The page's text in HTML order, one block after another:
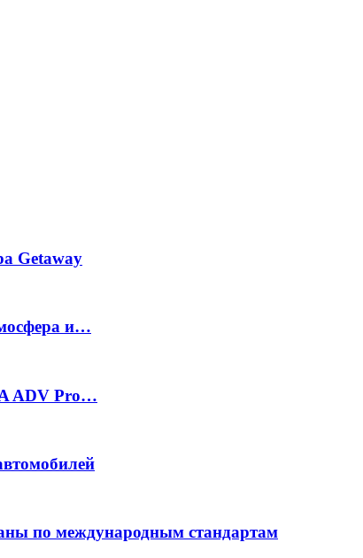
Getaway
и…
ADV Pro…
по международным стандартам